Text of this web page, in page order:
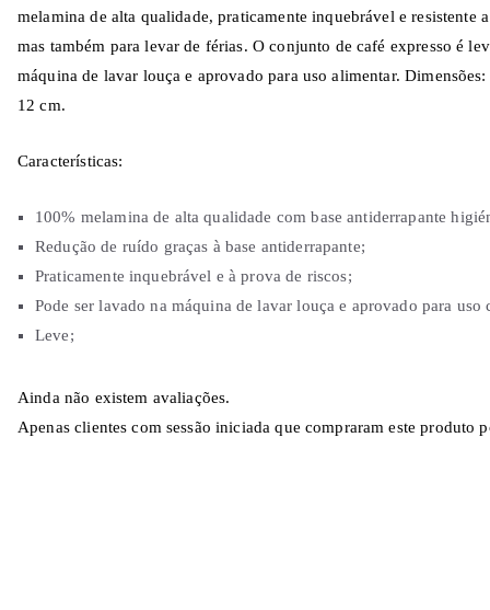
melamina de alta qualidade, praticamente inquebrável e resistente
mas também para levar de férias. O conjunto de café expresso é
máquina de lavar louça e aprovado para uso alimentar.
12 cm.
Características:
100% melamina de alta qualidade com base antiderrapante
Redução de ruído graças à base antiderrapante;
Praticamente inquebrável e à prova de riscos;
Pode ser lavado na máquina de lavar louça e aprovado para uso
Leve;
Ainda não existem avaliações.
Apenas clientes com sessão iniciada que compraram este produto